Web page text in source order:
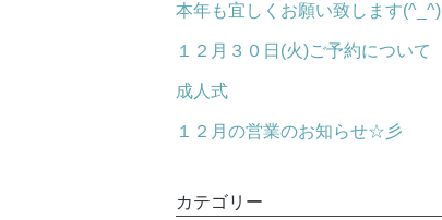
本年も宜しくお願い致します(^_^)
１２月３０日(火)ご予約について
成人式
１２月の営業のお知らせ☆彡
カテゴリー